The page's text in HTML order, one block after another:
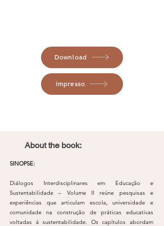
Download
Impresso
About the book:
SINOPSE:
Diálogos Interdisciplinares em Educação e
Sustentabilidade – Volume II reúne pesquisas e
experiências que articulam escola, universidade e
comunidade na construção de práticas educativas
voltadas à sustentabilidade. Os capítulos abordam